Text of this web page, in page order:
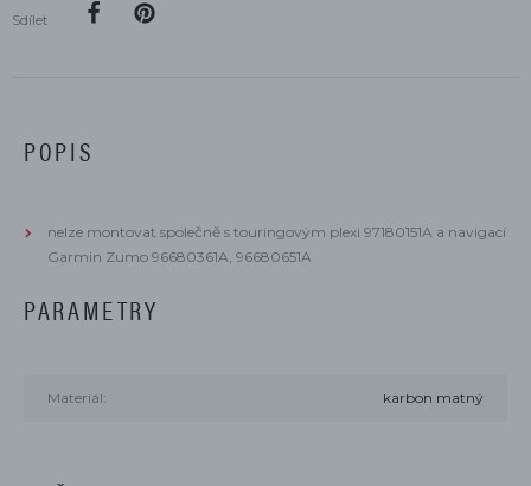
Sdílet
POPIS
​nelze montovat společně s touringovým plexi 97180151A a navigací
Garmin Zumo 96680361A, 96680651A
PARAMETRY
Materiál: karbon matný